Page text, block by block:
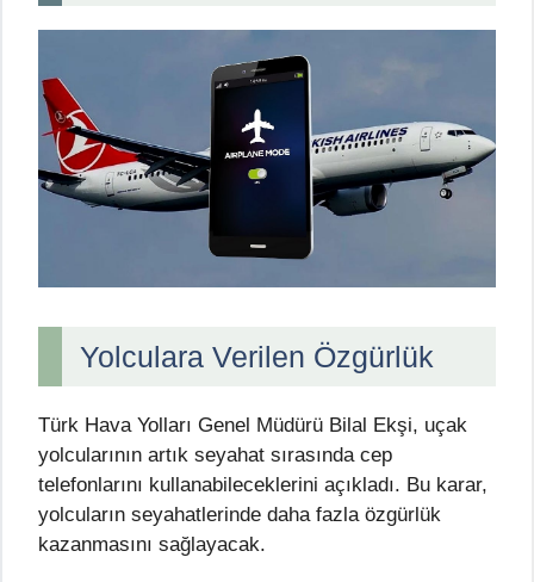
Yolculara Verilen Özgürlük
Türk Hava Yolları Genel Müdürü Bilal Ekşi, uçak
yolcularının artık seyahat sırasında cep
telefonlarını kullanabileceklerini açıkladı. Bu karar,
yolcuların seyahatlerinde daha fazla özgürlük
kazanmasını sağlayacak.